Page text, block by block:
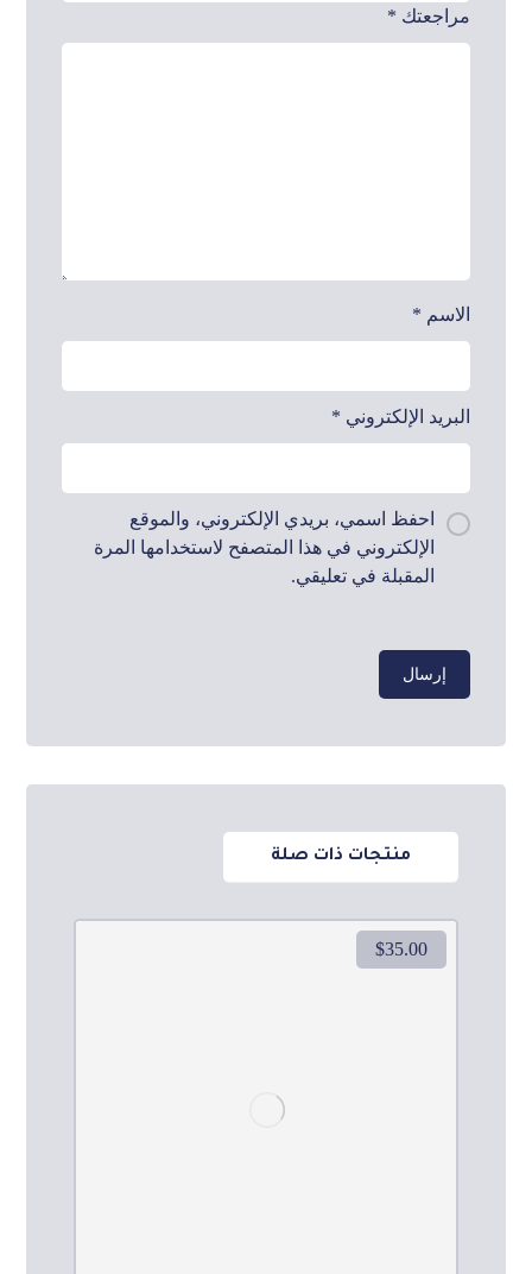
مراجعتك *
الاسم *
البريد الإلكتروني *
احفظ اسمي، بريدي الإلكتروني، والموقع
الإلكتروني في هذا المتصفح لاستخدامها المرة
المقبلة في تعليقي.
منتجات ذات صلة
$35.00